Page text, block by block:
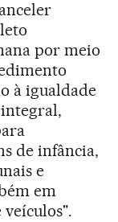
por meio
à igualdade
de infância,
e
em
veículos".